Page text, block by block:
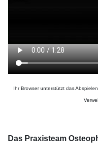
Ihr Browser unterstützt das
Das Praxisteam